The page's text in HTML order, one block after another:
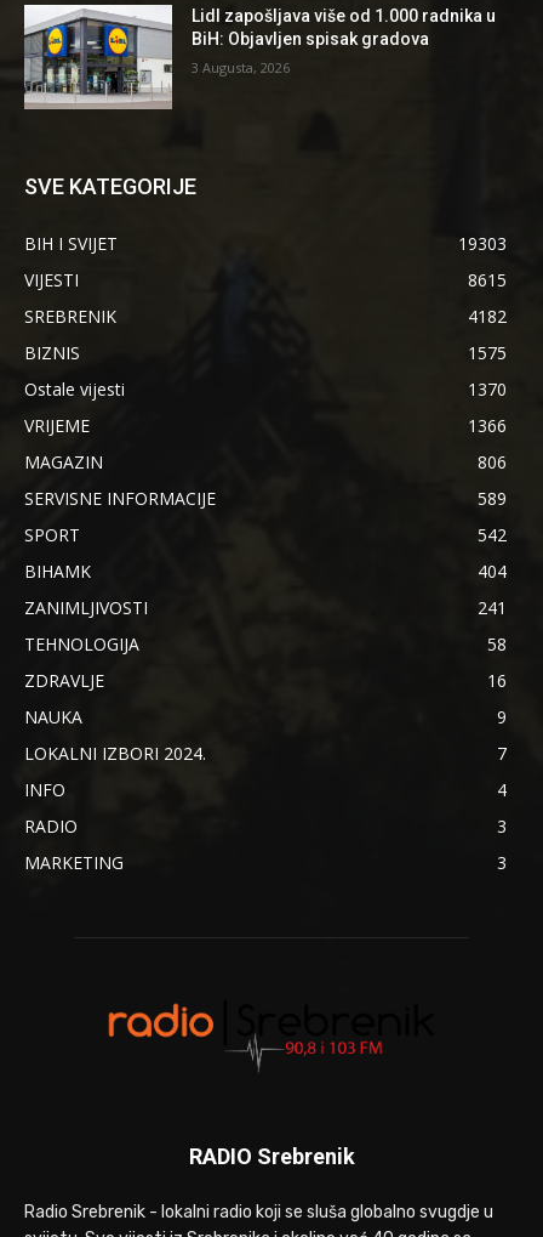
Lidl zapošljava više od 1.000 radnika u
BiH: Objavljen spisak gradova
3 Augusta, 2026
SVE KATEGORIJE
BIH I SVIJET
19303
VIJESTI
8615
SREBRENIK
4182
BIZNIS
1575
Ostale vijesti
1370
VRIJEME
1366
MAGAZIN
806
SERVISNE INFORMACIJE
589
SPORT
542
BIHAMK
404
ZANIMLJIVOSTI
241
TEHNOLOGIJA
58
ZDRAVLJE
16
NAUKA
9
LOKALNI IZBORI 2024.
7
INFO
4
RADIO
3
MARKETING
3
RADIO Srebrenik
Radio Srebrenik - lokalni radio koji se sluša globalno svugdje u